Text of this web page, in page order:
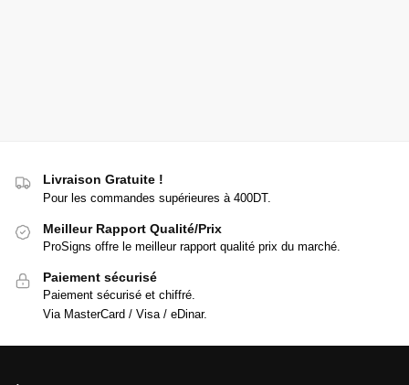
Livraison Gratuite !
Pour les commandes supérieures à 400DT.
Meilleur Rapport Qualité/Prix
ProSigns offre le meilleur rapport qualité prix du marché.
Paiement sécurisé
Paiement sécurisé et chiffré.
Via MasterCard / Visa / eDinar.